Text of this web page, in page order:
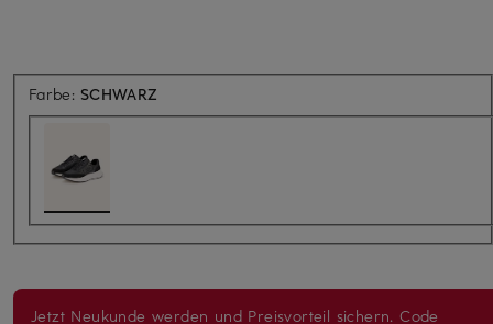
Farbe: SCHWARZ
Jetzt Neukunde werden und Preisvorteil sichern. Code